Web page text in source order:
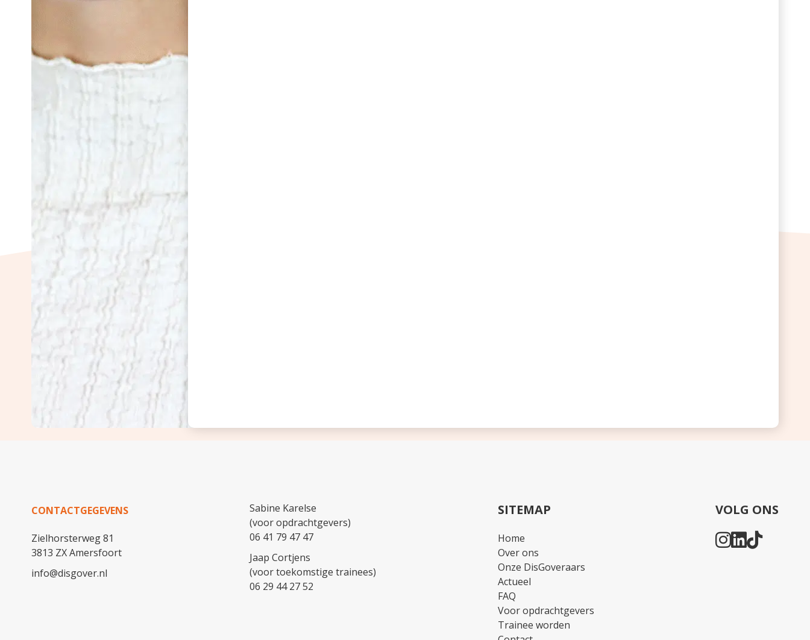
CONTACTGEGEVENS
Zielhorsterweg 81
3813 ZX Amersfoort
info@disgover.nl
Sabine Karelse
(voor opdrachtgevers)
06 41 79 47 47
Jaap Cortjens
(voor toekomstige trainees)
06 29 44 27 52
SITEMAP
Home
Over ons
Onze DisGoveraars
Actueel
FAQ
Voor opdrachtgevers
Trainee worden
VOLG ONS